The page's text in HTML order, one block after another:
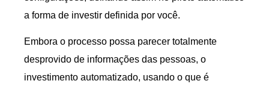
a forma de investir definida por você.
Embora o processo possa parecer totalmente
desprovido de informações das pessoas, o
investimento automatizado, usando o que é